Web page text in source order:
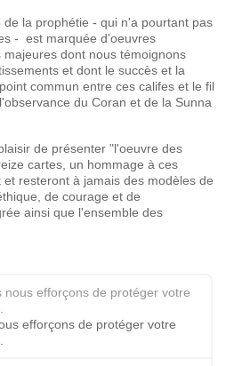
la prophétie - qui n'a pourtant pas
- est marquée d'oeuvres
dont nous témoignons
et dont le succès et la
commun entre ces califes et le fil
du Coran et de la Sunna
de présenter "l'oeuvre des
cartes, un hommage à ces
resteront à jamais des modèles de
de courage et de
ainsi que l'ensemble des
efforçons de protéger votre